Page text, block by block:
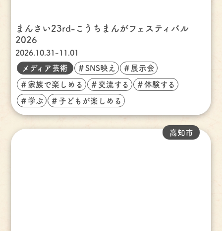
まんさい23rd-こうちまんがフェスティバル
2026
2026.10.31-11.01
メディア芸術 ＃SNS映え ＃展示会
＃家族で楽しめる ＃交流する ＃体験する
＃学ぶ ＃子どもが楽しめる
高知市